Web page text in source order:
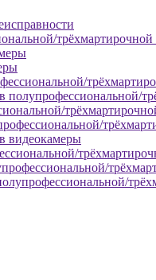
полупрофессиональной/
видеокамеры